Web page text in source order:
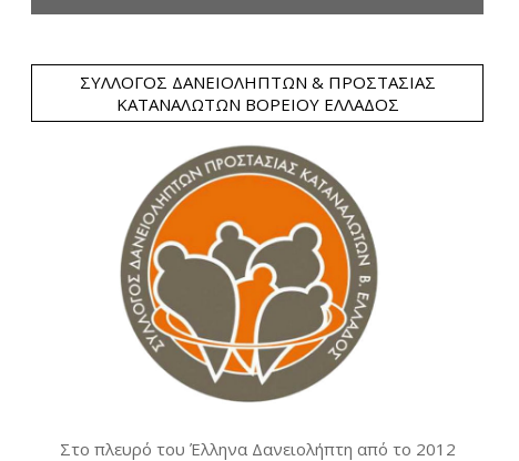
ΣΎΛΛΟΓΟΣ ΔΑΝΕΙΟΛΗΠΤΏΝ & ΠΡΟΣΤΑΣΊΑΣ
ΚΑΤΑΝΑΛΩΤΏΝ ΒΟΡΕΊΟΥ ΕΛΛΆΔΟΣ
Στο πλευρό του Έλληνα Δανειολήπτη από το 2012